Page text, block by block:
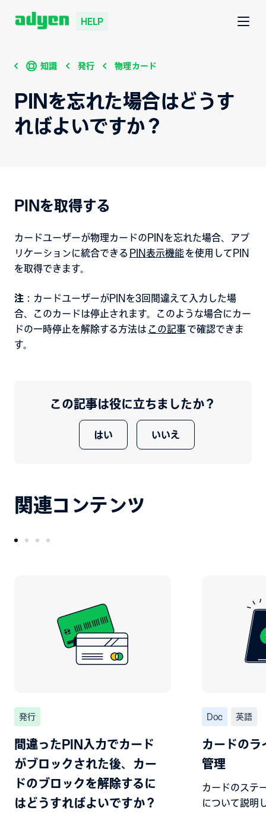
HELP
知識 発行 物理カード
PINを忘れた場合はどうす
ればよいですか？
PINを取得する
カードユーザーが物理カードのPINを忘れた場合、アプ
リケーションに統合できる PIN表示機能を使用してPIN
を取得できます。
注 ：カードユーザーがPINを3回間違えて入力した場
合、このカードは停止されます。このような場合にカー
ドの一時停止を解除する方法は この記事で確認できま
す。
この記事は役に立ちましたか？
はい いいえ
関連コンテンツ
発行
間違ったPIN入力でカード
がブロックされた後、カー
ドのブロックを解除するに
はどうすればよいですか？
Doc 英語
カードのラ
管理
カードのステ
について説明